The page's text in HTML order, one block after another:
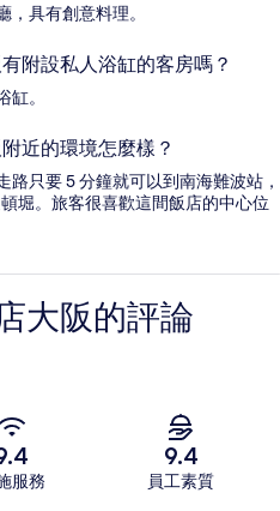
具有創意料理。
附設私人浴缸的客房嗎？
。
近的環境怎麼樣？
路只要 5 分鐘就可以到南海難波站，
堀。旅客很喜歡這間飯店的中心位
大阪的評論
服務
9.4
員工素質